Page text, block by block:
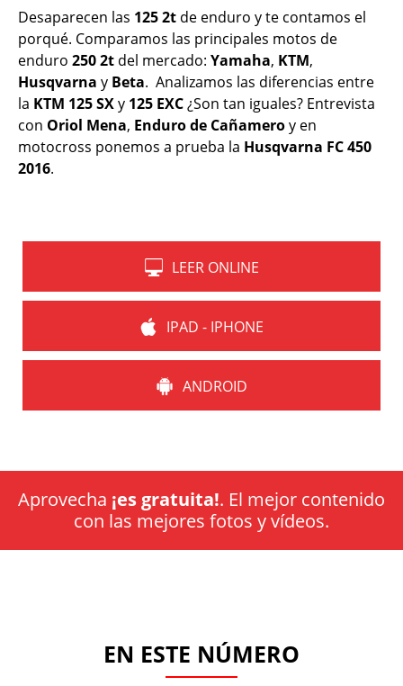
Desaparecen las 125 2t de enduro y te contamos el
porqué. Comparamos las principales motos de
enduro 250 2t del mercado: Yamaha, KTM,
Husqvarna y Beta. Analizamos las diferencias entre
la KTM 125 SXy 125 EXC¿Son tan iguales? Entrevista
con Oriol Mena, Enduro de Cañameroy en
motocross ponemos a prueba la Husqvarna FC 450
2016.
LEER ONLINE
IPAD - IPHONE
ANDROID
Aprovecha ¡es gratuita!. El mejor contenido
con las mejores fotos y vídeos.
EN ESTE NÚMERO